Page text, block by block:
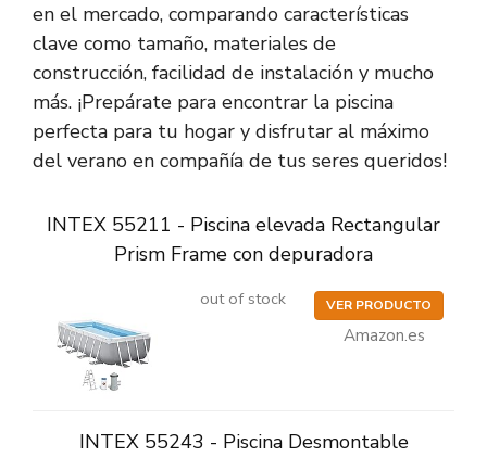
en el mercado, comparando características
clave como tamaño, materiales de
construcción, facilidad de instalación y mucho
más. ¡Prepárate para encontrar la piscina
perfecta para tu hogar y disfrutar al máximo
del verano en compañía de tus seres queridos!
INTEX 55211 - Piscina elevada Rectangular
Prism Frame con depuradora
out of stock VER PRODUCTO
Amazon.es
INTEX 55243 - Piscina Desmontable